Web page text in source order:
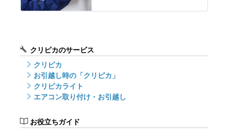
クリピカのサービス
クリピカ
お引越し時の「クリピカ」
クリピカライト
エアコン取り付け・お引越し
お役立ちガイド